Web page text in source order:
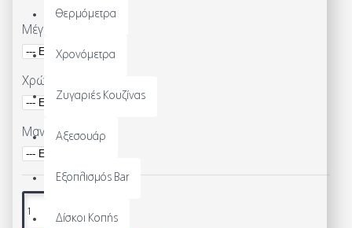
Θερμόμετρα
Χρονόμετρα
Ζυγαριές Κουζίνας
Αξεσουάρ
Εξοπλισμός Bar
Δίσκοι Κοπής
Μέγεθος
Χρώμα
Μανίκι